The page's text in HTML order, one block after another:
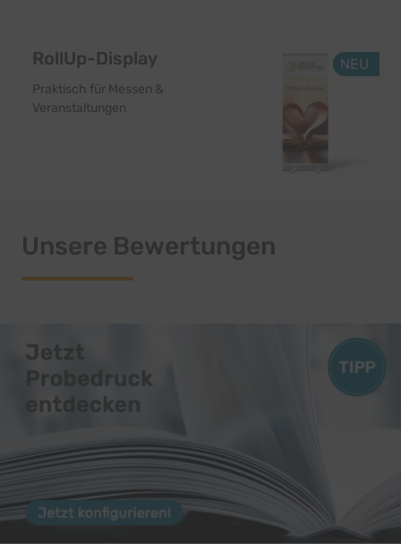
RollUp-Display
Praktisch für Messen &
Veranstaltungen
NEU
Unsere Bewertungen